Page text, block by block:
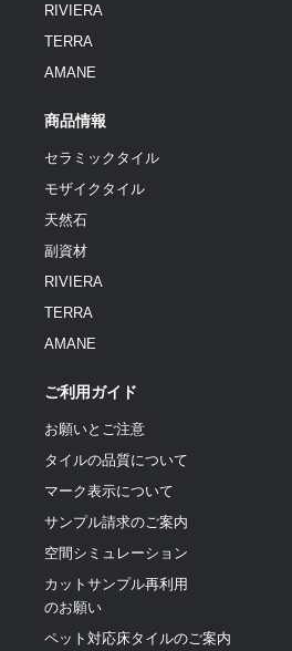
RIVIERA
TERRA
AMANE
商品情報
セラミックタイル
モザイクタイル
天然石
副資材
RIVIERA
TERRA
AMANE
ご利用ガイド
お願いとご注意
タイルの品質について
マーク表示について
サンプル請求のご案内
空間シミュレーション
カットサンプル再利用
のお願い
ペット対応床タイルのご案内